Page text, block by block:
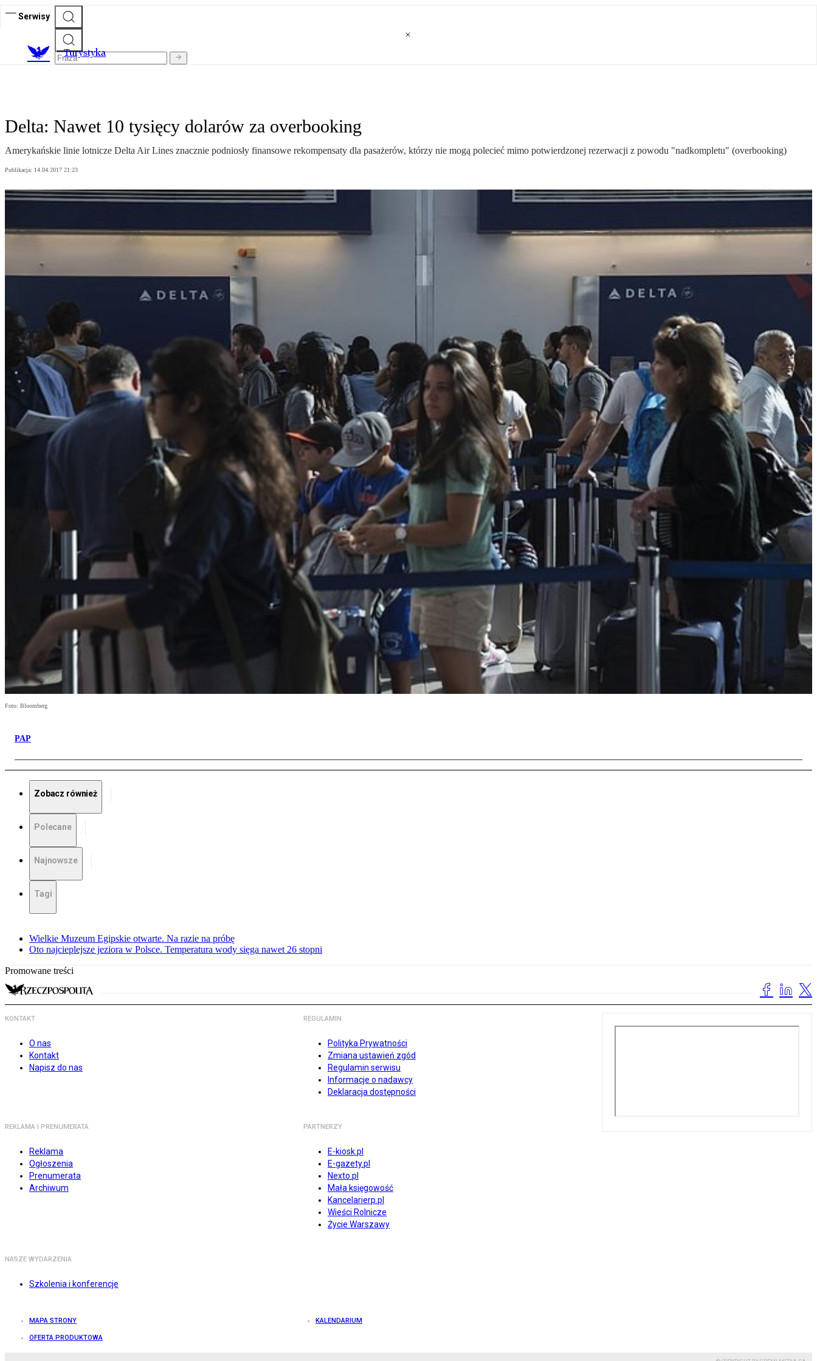
Serwisy
Turystyka
Delta: Nawet 10 tysięcy dolarów za overbooking
Amerykańskie linie lotnicze Delta Air Lines znacznie podniosły finansowe rekompensaty dla pasażerów, którzy nie mogą polecieć mimo potwierdzonej rezerwacji z powodu "nadkompletu" (overbooking)
Publikacja: 14.04.2017 21:23
Foto: Bloomberg
PAP
Zobacz również
Polecane
Najnowsze
Tagi
Wielkie Muzeum Egipskie otwarte. Na razie na próbę
Oto najcieplejsze jeziora w Polsce. Temperatura wody sięga nawet 26 stopni
Promowane treści
KONTAKT
O nas
Kontakt
Napisz do nas
REGULAMIN
Polityka Prywatności
Zmiana ustawień zgód
Regulamin serwisu
Informacje o nadawcy
Deklaracja dostępności
REKLAMA I PRENUMERATA
Reklama
Ogłoszenia
Prenumerata
Archiwum
PARTNERZY
E-kiosk.pl
E-gazety.pl
Nexto.pl
Mała księgowość
Kancelarierp.pl
Wieści Rolnicze
Życie Warszawy
NASZE WYDARZENIA
Szkolenia i konferencje
MAPA STRONY KALENDARIUM
OFERTA PRODUKTOWA